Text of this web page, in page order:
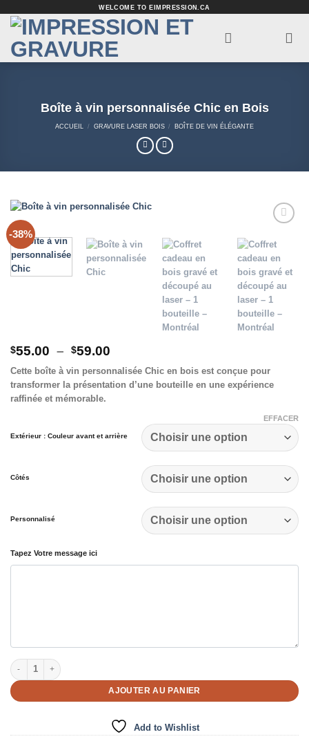
contenu
WELCOME TO EIMPRESSION.CA
Boîte à vin personnalisée Chic en Bois
ACCUEIL / GRAVURE LASER BOIS / BOÎTE DE VIN ÉLÉGANTE
-38%
Wishlist
$55.00 – $59.00
prix :
$55.00
Cette boîte à vin personnalisée Chic en bois est conçue pour
transformer la présentation d’une bouteille en une expérience
raffinée et mémorable.
Extérieur : Couleur avant et arrière
Côtés
Personnalisé
EFFACER
Tapez Votre message ici
quantité de Boîte à vin personnalisée Chic en Bois
AJOUTER AU PANIER
Add to Wishlist